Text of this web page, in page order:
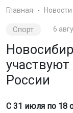
Главная Новости
Спорт 6
России
С 31 июля по 18